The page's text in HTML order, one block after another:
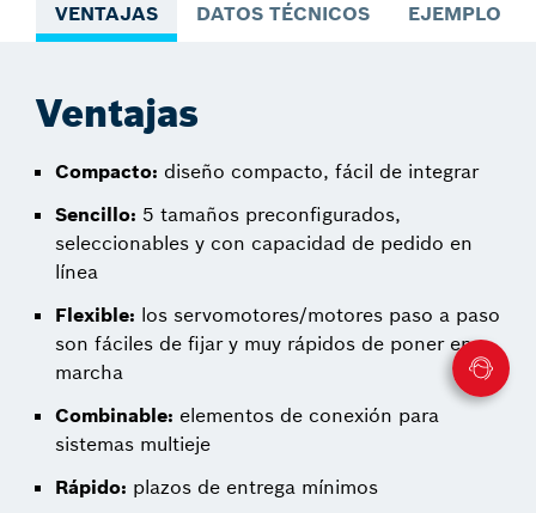
VENTAJAS DATOS TÉCNICOS EJEMPLOS
Ventajas
Compacto: diseño compacto, fácil de integrar
Sencillo: 5 tamaños preconfigurados,
seleccionables y con capacidad de pedido en
línea
Flexible: los servomotores/motores paso a paso
son fáciles de fijar y muy rápidos de poner en
marcha
Combinable: elementos de conexión para
sistemas multieje
Rápido: plazos de entrega mínimos